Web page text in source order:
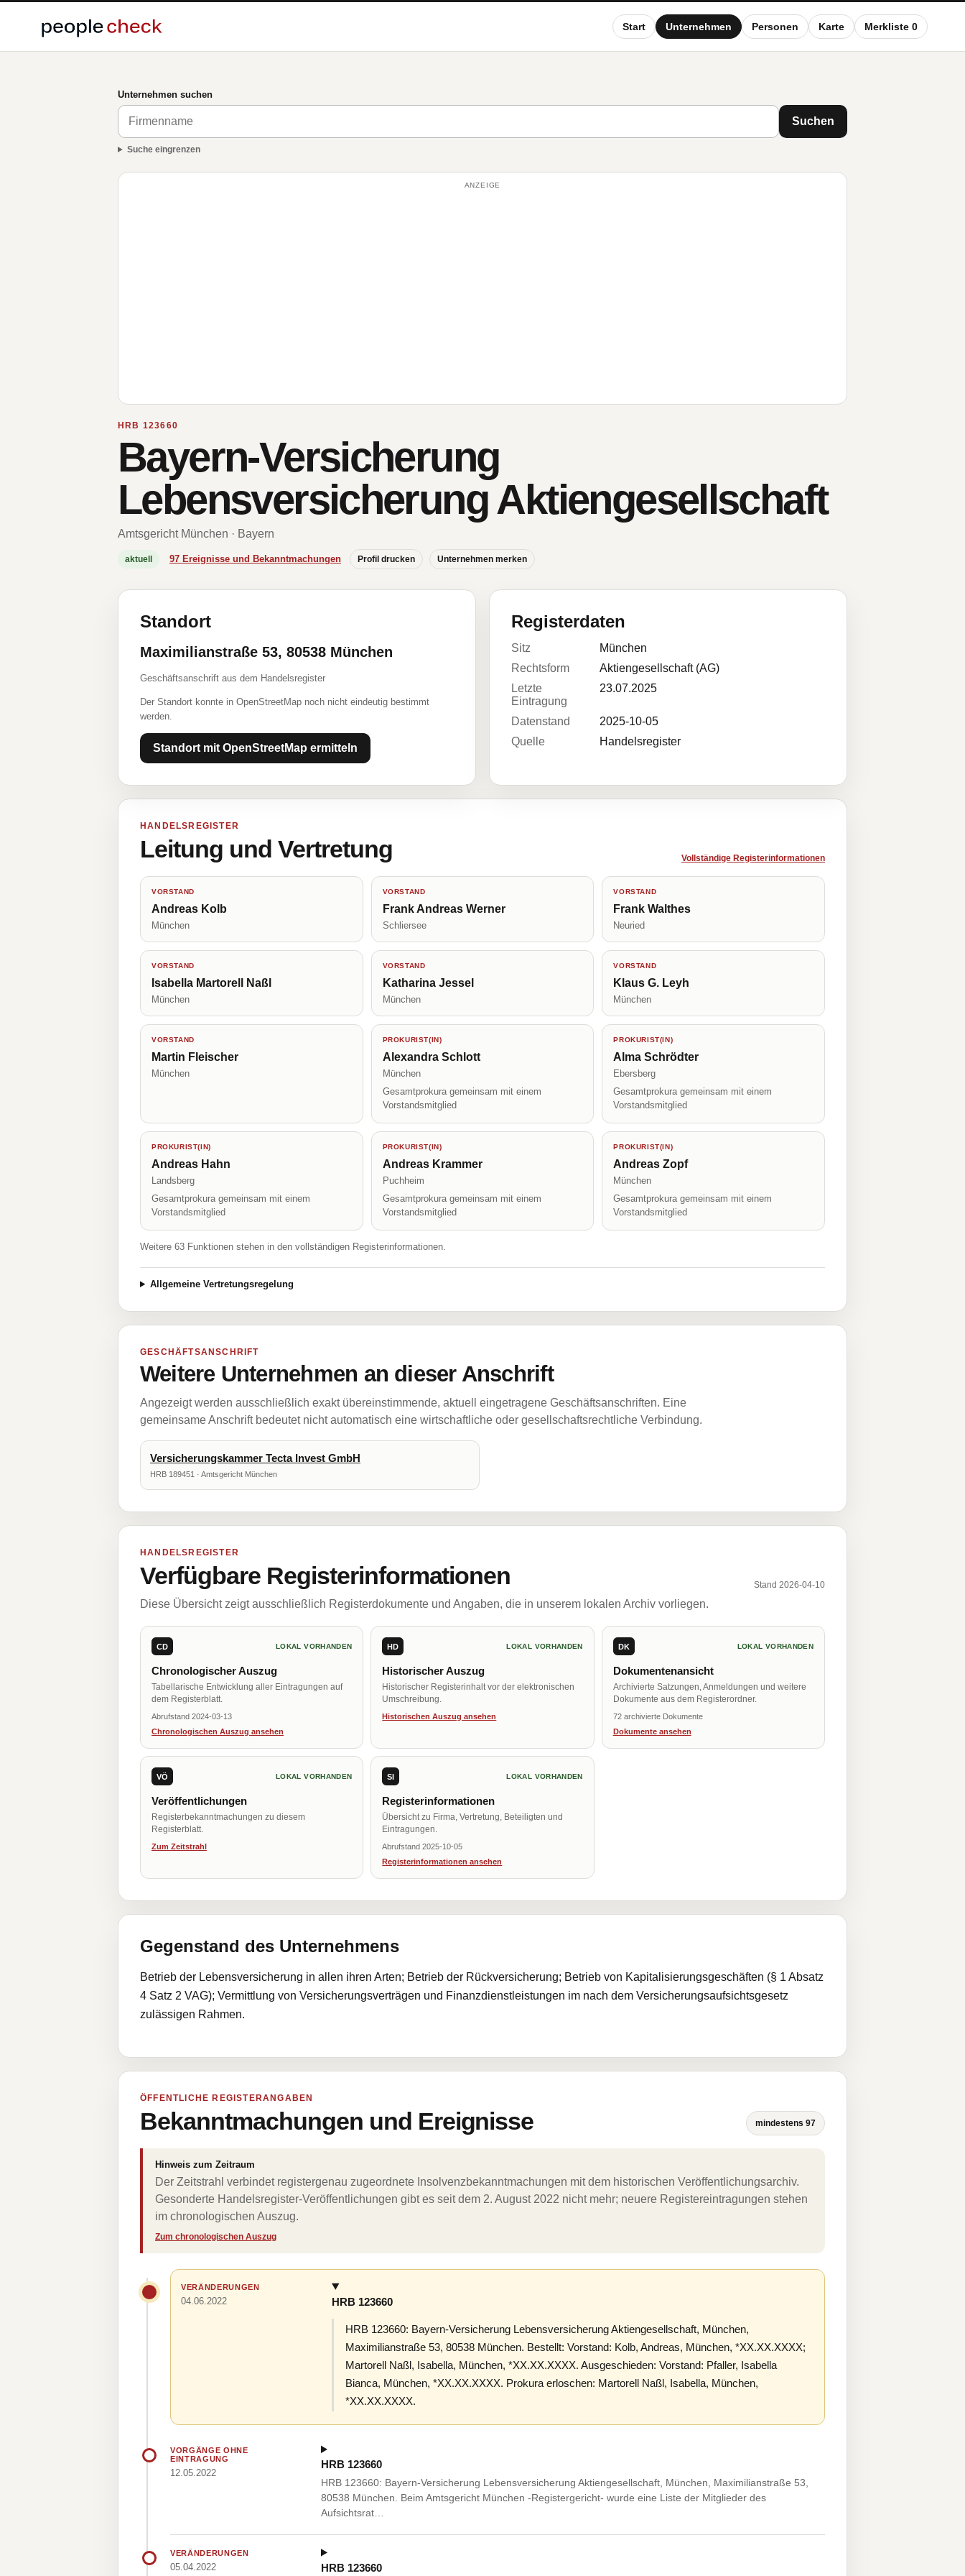
Start Unternehmen Personen Karte Merkliste 0
Unternehmen suchen
Suchen
Suche eingrenzen
ANZEIGE
HRB 123660
Bayern-Versicherung
Lebensversicherung Aktiengesellschaft
Amtsgericht München · Bayern
aktuell 97 Ereignisse und Bekanntmachungen Profil drucken Unternehmen merken
Standort
Maximilianstraße 53, 80538 München
Geschäftsanschrift aus dem Handelsregister
Der Standort konnte in OpenStreetMap noch nicht eindeutig bestimmt
werden.
Standort mit OpenStreetMap ermitteln
Registerdaten
Sitz
München
Rechtsform
Aktiengesellschaft (AG)
Letzte
Eintragung
23.07.2025
Datenstand
2025-10-05
Quelle
Handelsregister
HANDELSREGISTER
Leitung und Vertretung Vollständige Registerinformationen
VORSTAND
Andreas Kolb
München
VORSTAND
Frank Andreas Werner
Schliersee
VORSTAND
Frank Walthes
Neuried
VORSTAND
Isabella Martorell Naßl
München
VORSTAND
Katharina Jessel
München
VORSTAND
Klaus G. Leyh
München
VORSTAND
Martin Fleischer
München
PROKURIST(IN)
Alexandra Schlott
München
Gesamtprokura gemeinsam mit einem
Vorstandsmitglied
PROKURIST(IN)
Alma Schrödter
Ebersberg
Gesamtprokura gemeinsam mit einem
Vorstandsmitglied
PROKURIST(IN)
Andreas Hahn
Landsberg
Gesamtprokura gemeinsam mit einem
Vorstandsmitglied
PROKURIST(IN)
Andreas Krammer
Puchheim
Gesamtprokura gemeinsam mit einem
Vorstandsmitglied
PROKURIST(IN)
Andreas Zopf
München
Gesamtprokura gemeinsam mit einem
Vorstandsmitglied
Weitere 63 Funktionen stehen in den vollständigen Registerinformationen.
Allgemeine Vertretungsregelung
GESCHÄFTSANSCHRIFT
Weitere Unternehmen an dieser Anschrift
Angezeigt werden ausschließlich exakt übereinstimmende, aktuell eingetragene Geschäftsanschriften. Eine
gemeinsame Anschrift bedeutet nicht automatisch eine wirtschaftliche oder gesellschaftsrechtliche Verbindung.
Versicherungskammer Tecta Invest GmbH
HRB 189451 · Amtsgericht München
HANDELSREGISTER
Verfügbare Registerinformationen Stand 2026-04-10
Diese Übersicht zeigt ausschließlich Registerdokumente und Angaben, die in unserem lokalen Archiv vorliegen.
CD LOKAL VORHANDEN
Chronologischer Auszug
Tabellarische Entwicklung aller Eintragungen auf
dem Registerblatt.
Abrufstand 2024-03-13
Chronologischen Auszug ansehen
HD LOKAL VORHANDEN
Historischer Auszug
Historischer Registerinhalt vor der elektronischen
Umschreibung.
Historischen Auszug ansehen
DK LOKAL VORHANDEN
Dokumentenansicht
Archivierte Satzungen, Anmeldungen und weitere
Dokumente aus dem Registerordner.
72 archivierte Dokumente
Dokumente ansehen
VÖ LOKAL VORHANDEN
Veröffentlichungen
Registerbekanntmachungen zu diesem
Registerblatt.
Zum Zeitstrahl
SI LOKAL VORHANDEN
Registerinformationen
Übersicht zu Firma, Vertretung, Beteiligten und
Eintragungen.
Abrufstand 2025-10-05
Registerinformationen ansehen
Gegenstand des Unternehmens
Betrieb der Lebensversicherung in allen ihren Arten; Betrieb der Rückversicherung; Betrieb von Kapitalisierungsgeschäften (§ 1 Absatz
4 Satz 2 VAG); Vermittlung von Versicherungsverträgen und Finanzdienstleistungen im nach dem Versicherungsaufsichtsgesetz
zulässigen Rahmen.
ÖFFENTLICHE REGISTERANGABEN
Bekanntmachungen und Ereignisse mindestens 97
Hinweis zum Zeitraum
Der Zeitstrahl verbindet registergenau zugeordnete Insolvenzbekanntmachungen mit dem historischen Veröffentlichungsarchiv.
Gesonderte Handelsregister-Veröffentlichungen gibt es seit dem 2. August 2022 nicht mehr; neuere Registereintragungen stehen
im chronologischen Auszug.
Zum chronologischen Auszug
VERÄNDERUNGEN
04.06.2022 HRB 123660
HRB 123660: Bayern-Versicherung Lebensversicherung Aktiengesellschaft, München,
Maximilianstraße 53, 80538 München. Bestellt: Vorstand: Kolb, Andreas, München, *XX.XX.XXXX;
Martorell Naßl, Isabella, München, *XX.XX.XXXX. Ausgeschieden: Vorstand: Pfaller, Isabella
Bianca, München, *XX.XX.XXXX. Prokura erloschen: Martorell Naßl, Isabella, München,
*XX.XX.XXXX.
VORGÄNGE OHNE
EINTRAGUNG
12.05.2022
HRB 123660
HRB 123660: Bayern-Versicherung Lebensversicherung Aktiengesellschaft, München, Maximilianstraße 53,
80538 München. Beim Amtsgericht München -Registergericht- wurde eine Liste der Mitglieder des
Aufsichtsrat…
VERÄNDERUNGEN
05.04.2022 HRB 123660